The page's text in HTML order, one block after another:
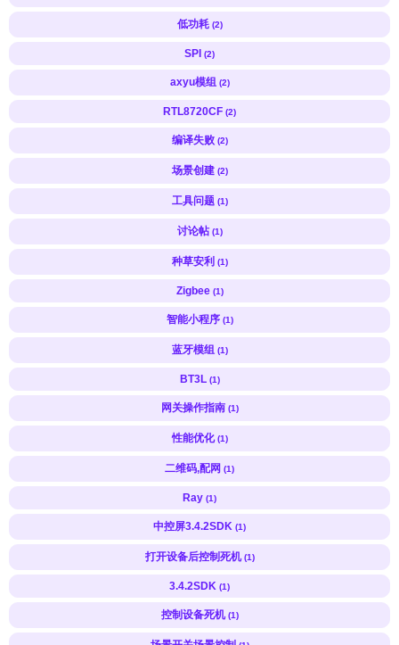
低功耗 (2)
SPI (2)
axyu模组 (2)
RTL8720CF (2)
编译失败 (2)
场景创建 (2)
工具问题 (1)
讨论帖 (1)
种草安利 (1)
Zigbee (1)
智能小程序 (1)
蓝牙模组 (1)
BT3L (1)
网关操作指南 (1)
性能优化 (1)
二维码,配网 (1)
Ray (1)
中控屏3.4.2SDK (1)
打开设备后控制死机 (1)
3.4.2SDK (1)
控制设备死机 (1)